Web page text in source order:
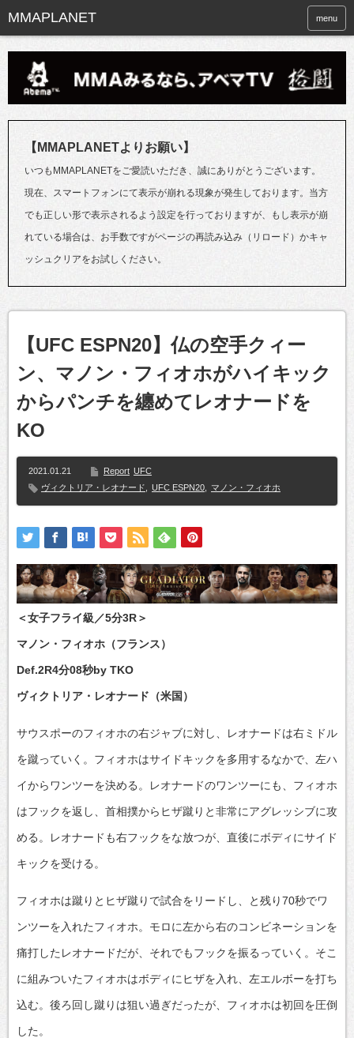
menu
【MMAPLANETよりお願い】
いつもMMAPLANETをご愛読いただき、誠にありがとうございます。
現在、スマートフォンにて表示が崩れる現象が発生しております。当方
でも正しい形で表示されるよう設定を行っておりますが、もし表示が崩
れている場合は、お手数ですがページの再読み込み（リロード）かキャ
ッシュクリアをお試しください。
【UFC ESPN20】仏の空手クィー
ン、マノン・フィオホがハイキック
からパンチを纏めてレオナードを
KO
2021.01.21 Report UFC
ヴィクトリア・レオナード
UFC ESPN20 マノン・フィオホ
＜女子フライ級／5分3R＞
マノン・フィオホ（フランス）
Def.2R4分08秒by TKO
ヴィクトリア・レオナード（米国）
サウスポーのフィオホの右ジャブに対し、レオナードは右ミドル
を蹴っていく。フィオホはサイドキックを多用するなかで、左ハ
イからワンツーを決める。レオナードのワンツーにも、フィオホ
はフックを返し、首相撲からヒザ蹴りと非常にアグレッシブに攻
める。レオナードも右フックをな放つが、直後にボディにサイド
キックを受ける。
フィオホは蹴りとヒザ蹴りで試合をリードし、と残り70秒でワ
ンツーを入れたフィオホ。モロに左から右のコンビネーションを
痛打したレオナードだが、それでもフックを振るっていく。そこ
に組みついたフィオホはボディにヒザを入れ、左エルボーを打ち
込む。後ろ回し蹴りは狙い過ぎだったが、フィオホは初回を圧倒
した。